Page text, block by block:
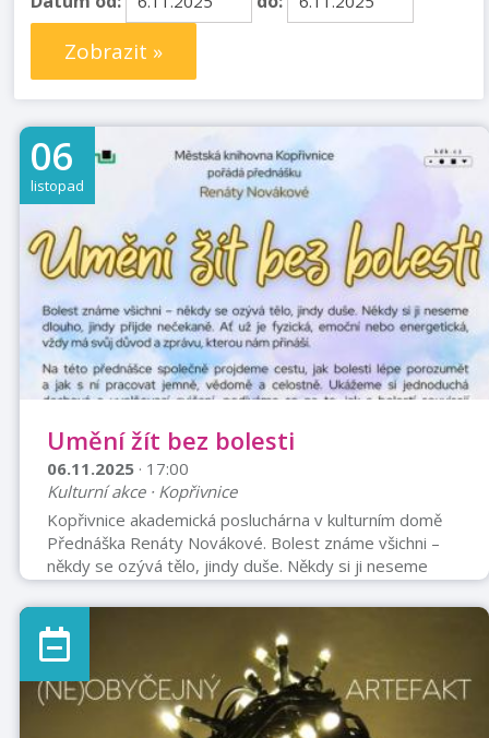
Zobrazit »
06
listopad
Umění žít bez bolesti
06.11.2025 · 17:00
Kulturní akce · Kopřivnice
Kopřivnice akademická posluchárna v kulturním domě
Přednáška Renáty Novákové. Bolest známe všichni –
někdy se ozývá tělo, jindy duše. Někdy si ji neseme
dlouho, jindy přijde nečekaně. Ať už je fyzická, emoční
nebo energetická, vždy má svůj důvod a zprávu,
kterou nám přináší. Na této přednášce společně
projdeme cestu, jak bolesti lépe porozumět a jak s ní
pracovat jemně, vědomě a celostně. Ukážeme si
jednoduchá dechová a uvolňovací cvičení, podíváme se
na to, jak s bolestí souvisejí emoce, ...